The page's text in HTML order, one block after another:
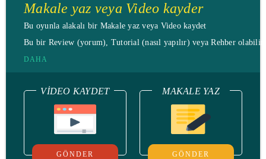
Makale yaz veya Video kayder
Bu oyunla alakalı bir Makale yaz veya Video kaydet
Bu bir Review (yorum), Tutorial (nasıl yapılır) veya Rehber
DAHA
VIDEO KAYDET
GÖNDER
MAKALE YAZ
GÖNDER